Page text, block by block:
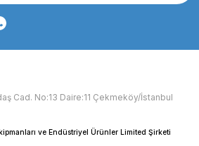
Cad. No:13 Daire:11 Çekmeköy/İstanbul
ve Endüstriyel Ürünler Limited Şirketi